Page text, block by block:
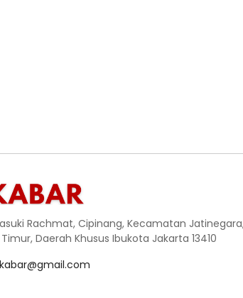
Rachmat, Cipinang, Kecamatan
Daerah Khusus Ibukota Jakarta 13410